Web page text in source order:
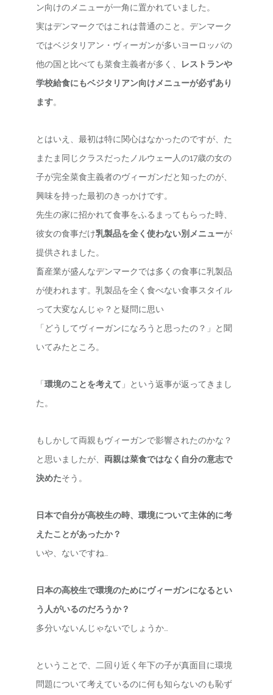
ン向けのメニューが一角に置かれていました。
実はデンマークではこれは普通のこと。デンマーク
ではベジタリアン・ヴィーガンが多いヨーロッパの
他の国と比べても菜食主義者が多く、
レストランや
学校給食にもベジタリアン向けメニューが必ずあり
ます。
とはいえ、最初は特に関心はなかったのですが、た
またま同じクラスだったノルウェー人の17歳の女の
子が完全菜食主義者のヴィーガンだと知ったのが、
興味を持った最初のきっかけです。
先生の家に招かれて食事をふるまってもらった時、
彼女の食事だけ乳製品を全く使わない別メニューが
提供されました。
畜産業が盛んなデンマークでは多くの食事に乳製品
が使われます。乳製品を全く食べない食事スタイル
って大変なんじゃ？と疑問に思い
「どうしてヴィーガンになろうと思ったの？」と聞
いてみたところ。
「 環境のことを考えて 」という返事が返ってきまし
た。
もしかして両親もヴィーガンで影響されたのかな？
と思いましたが、 両親は菜食ではなく自分の意志で
決めたそう。
日本で自分が高校生の時、環境について主体的に考
えたことがあったか？
いや、ないですね…
日本の高校生で環境のためにヴィーガンになるとい
う人がいるのだろうか？
多分いないんじゃないでしょうか…
ということで、二回り近く年下の子が真面目に環境
問題について考えているのに何も知らないのも恥ず